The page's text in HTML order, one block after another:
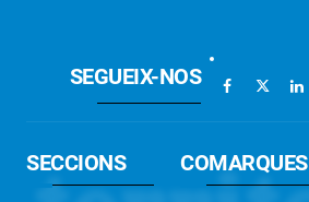
SEGUEIX-NOS
SECCIONS COMARQUES